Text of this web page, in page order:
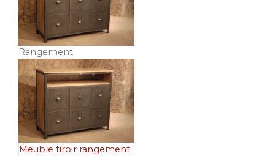
Rangement
Meuble tiroir rangement